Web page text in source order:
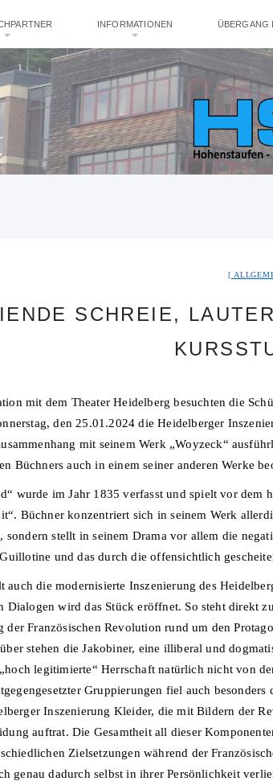
INFORMATIONEN ÜBERGANG
SCHREIE,
mit dem Theater Heidelberg besuchten die
den 25.01.2024 die Heidelberger
mit seinem Werk „Woyzeck“
Büchners auch in einem seiner anderen Werke
wurde im Jahr 1835 verfasst und spielt vor
Büchner konzentriert sich in seinem Werk
sondern stellt in seinem Drama vor allem die
und das durch die offensichtlich
auch die modernisierte Inszenierung des
Dialogen wird das Stück eröffnet. So steht direkt
der Französischen Revolution rund um den
stehen die Jakobiner, eine illiberal und
legitimierte“ Herrschaft natürlich nicht von
Gruppierungen fiel auch
Inszenierung Kleider, die mit Bildern der
auftrat. Die Gesamtheit all dieser
Zielsetzungen während der
genau dadurch selbst in ihrer Persönlichkeit